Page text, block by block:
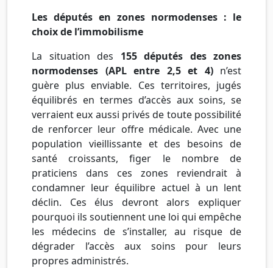
Les députés en zones normodenses : le
choix de l’immobilisme
La situation des 155 députés des zones
normodenses (APL entre 2,5 et 4)n’est
guère plus enviable. Ces territoires, jugés
équilibrés en termes d’accès aux soins, se
verraient eux aussi privés de toute possibilité
de renforcer leur offre médicale. Avec une
population vieillissante et des besoins de
santé croissants, figer le nombre de
praticiens dans ces zones reviendrait à
condamner leur équilibre actuel à un lent
déclin. Ces élus devront alors expliquer
pourquoi ils soutiennent une loi qui empêche
les médecins de s’installer, au risque de
dégrader l’accès aux soins pour leurs
propres administrés.